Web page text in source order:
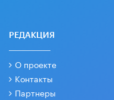
РЕДАКЦИЯ
О проекте
Контакты
Партнеры